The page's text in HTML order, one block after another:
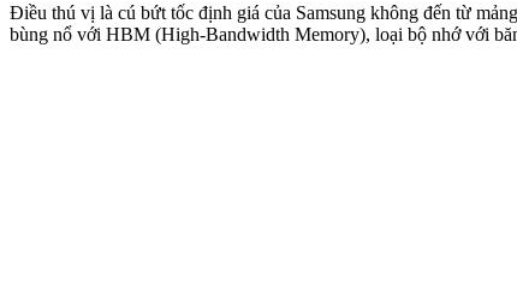
Điều thú vị là cú bứt tốc định giá của Samsung không đến từ
bùng nổ với HBM (High-Bandwidth Memory), loại bộ nhớ với